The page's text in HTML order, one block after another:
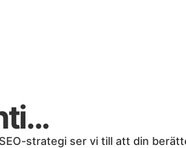
strategi ser vi till att din